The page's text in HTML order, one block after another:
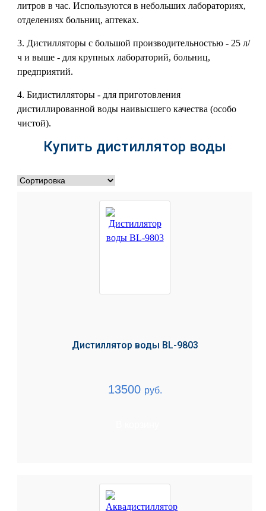
литров в час. Используются в небольших лабораториях,
отделениях больниц, аптеках.
3. Дистилляторы с большой производительностью - 25 л/
ч и выше - для крупных лабораторий, больниц,
предприятий.
4. Бидистилляторы - для приготовления
дистиллированной воды наивысшего качества (особо
чистой).
Купить дистиллятор воды
Дистиллятор воды BL-9803
13500 руб.